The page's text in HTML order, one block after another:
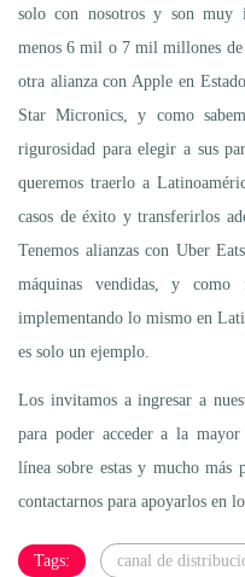
solo con nosotros y son muy
menos 6 mil o 7 mil millones de
otra alianza con Apple en
Star Micronics, y como
rigurosidad para elegir a sus
queremos traerlo a
casos de éxito y transferirlos
Tenemos alianzas con Uber
máquinas vendidas, y
implementando lo mismo en
es solo un ejemplo.
Los invitamos a ingresar a
para poder acceder a la
línea sobre estas y mucho más
contactarnos para apoyarlos en
Tags: canal de